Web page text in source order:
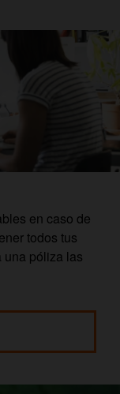
en caso de
todos tus
una póliza las